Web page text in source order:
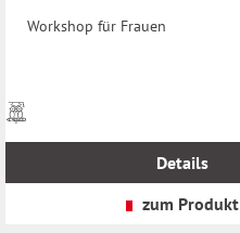
Workshop für Frauen
Preise
inkl.
Details
zum Produkt